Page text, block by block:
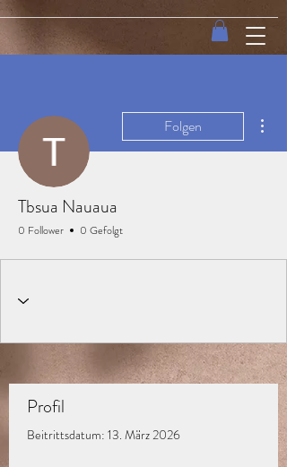
Folgen
Tbsua Nauaua
0 Follower 0 Gefolgt
Profil
Beitrittsdatum: 13. März 2026